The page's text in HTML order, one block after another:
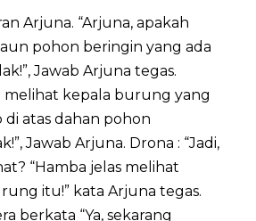
Arjuna. “Arjuna, apakah
pohon beringin yang ada
Jawab Arjuna tegas.
melihat kepala burung yang
atas dahan pohon
Jawab Arjuna. Drona : “Jadi,
“Hamba jelas melihat
itu!” kata Arjuna tegas.
berkata “Ya, sekarang